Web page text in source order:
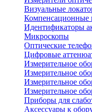
Визуальные
Компенсационные
Идентификаторы
Микроскопы
Оптические
Цифровые
Измерительное
Измерительное
Измерительное
Измерительное
Приборы для
Аксессуары к